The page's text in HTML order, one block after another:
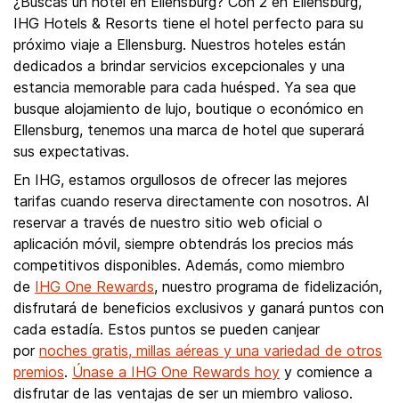
IHG Hotels & Resorts tiene el hotel perfecto para su
próximo viaje a Ellensburg. Nuestros hoteles están
dedicados a brindar servicios excepcionales y una
estancia memorable para cada huésped. Ya sea que
busque alojamiento de lujo, boutique o económico en
Ellensburg, tenemos una marca de hotel que superará
sus expectativas.
En IHG, estamos orgullosos de ofrecer las mejores
tarifas cuando reserva directamente con nosotros. Al
reservar a través de nuestro sitio web oficial o
aplicación móvil, siempre obtendrás los precios más
competitivos disponibles. Además, como miembro
de IHG One Rewards, nuestro programa de fidelización,
disfrutará de beneficios exclusivos y ganará puntos con
cada estadía. Estos puntos se pueden canjear
por noches gratis, millas aéreas y una variedad de otros
premios. Únase a IHG One Rewards hoy y comience a
disfrutar de las ventajas de ser un miembro valioso.